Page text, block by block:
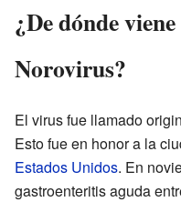
¿De dónde
Norovirus?
El virus fue llamado
Esto fue en honor a la
Estados Unidos. En
gastroenteritis aguda